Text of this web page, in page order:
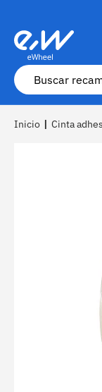
Ir al
Buscar
Inicio | Cinta